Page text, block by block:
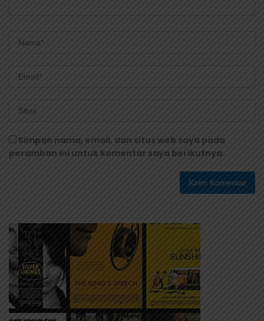
Simpan nama, email, dan situs web saya pada
peramban ini untuk komentar saya berikutnya.